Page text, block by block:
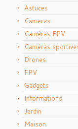
Astuces
Cameras
Caméras FPV
Caméras
Drones
FPV
Gadgets
Informations
Jardin
Maison